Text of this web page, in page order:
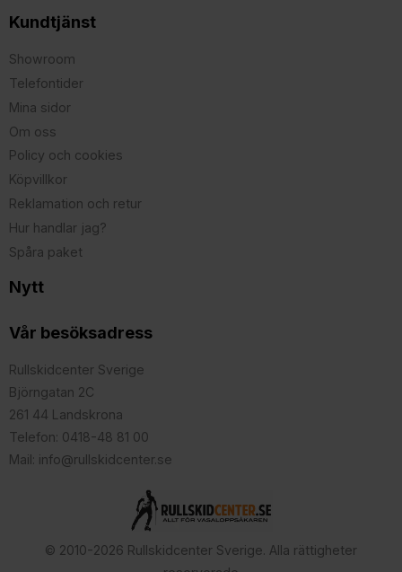
Kundtjänst
Showroom
Telefontider
Mina sidor
Om oss
Policy och cookies
Köpvillkor
Reklamation och retur
Hur handlar jag?
Spåra paket
Nytt
Vår besöksadress
Rullskidcenter Sverige
Björngatan 2C
261 44 Landskrona
Telefon: 0418-48 81 00
Mail: info@rullskidcenter.se
© 2010-2026 Rullskidcenter Sverige. Alla rättigheter